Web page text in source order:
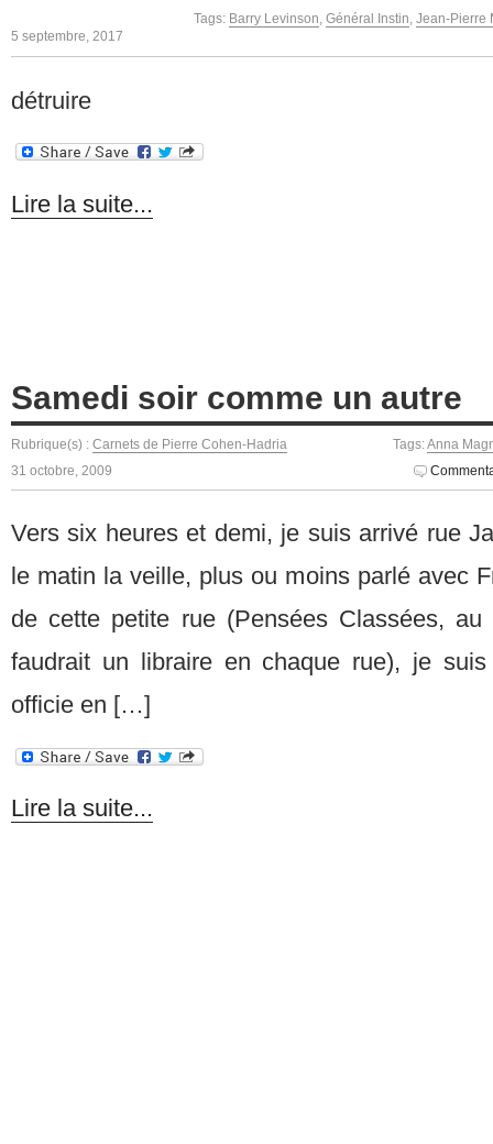
Tags: Barry Levinson, Général Instin, Jean-Pierre
5 septembre, 2017
détruire
Lire la suite...
Samedi soir comme un autre
Rubrique(s) : Carnets de Pierre Cohen-Hadria Tags:Anna
31 octobre, 2009
Vers six heures et demi, je suis arrivé rue
le matin la veille, plus ou moins parlé avec
de cette petite rue (Pensées Classées,
faudrait un libraire en chaque rue), je
officie en […]
Lire la suite...